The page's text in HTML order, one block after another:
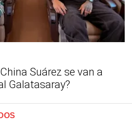
Suárez se van a
Galatasaray?